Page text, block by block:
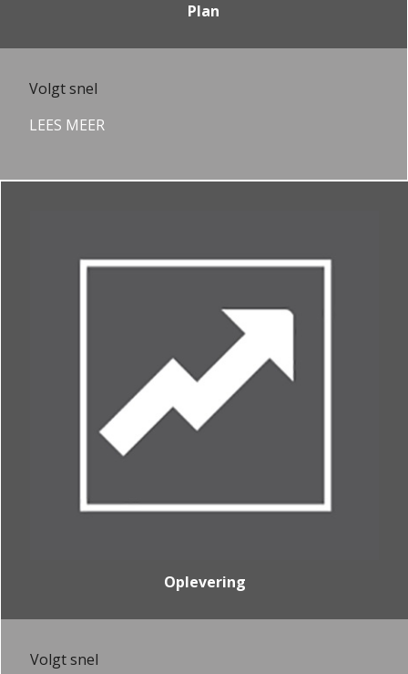
Plan
Volgt snel
LEES MEER
Oplevering
Volgt snel